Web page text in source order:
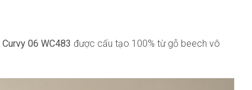
Curvy 06 WC483 được cấu tạo 100% từ gỗ beech vô